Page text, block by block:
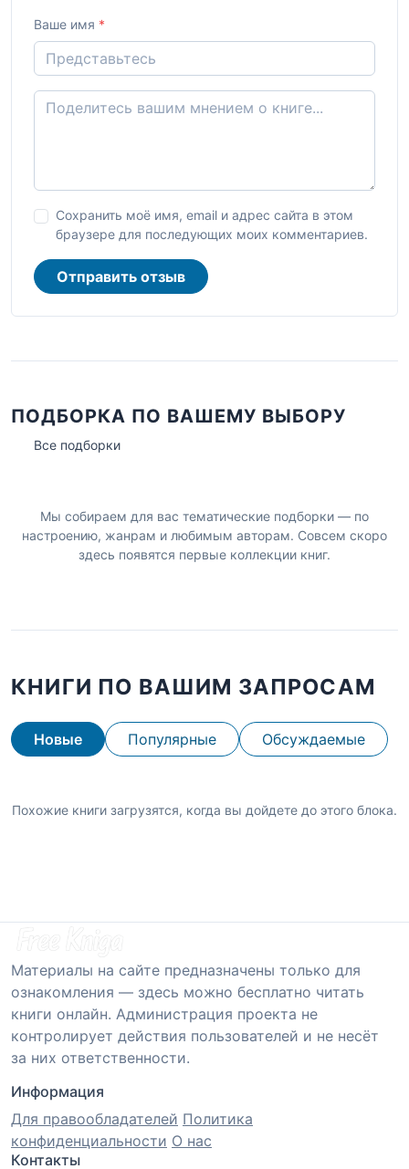
Ваше имя *
Сохранить моё имя, email и адрес сайта в этом
браузере для последующих моих комментариев.
Отправить отзыв
ПОДБОРКА ПО ВАШЕМУ ВЫБОРУ
Все подборки
Мы собираем для вас тематические подборки — по
настроению, жанрам и любимым авторам. Совсем скоро
здесь появятся первые коллекции книг.
КНИГИ ПО ВАШИМ ЗАПРОСАМ
Новые Популярные Обсуждаемые
Похожие книги загрузятся, когда вы дойдете до этого блока.
Материалы на сайте предназначены только для
ознакомления — здесь можно бесплатно читать
книги онлайн. Администрация проекта не
контролирует действия пользователей и не несёт
за них ответственности.
Информация
Для правообладателей Политика
конфиденциальности О нас
Контакты